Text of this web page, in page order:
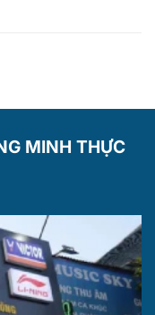
MINH THỰC